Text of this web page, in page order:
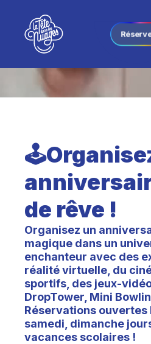
de rêve !
Organisez un
magique dans un
enchanteur avec des
réalité virtuelle, du
sportifs, des jeux-
DropTower, Mini
Réservations ouvertes
samedi, dimanche
vacances scolaires !